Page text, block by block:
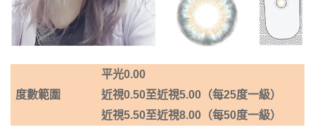
度數範圍
平光0.00
近視0.50至近視5.00 （每25度一級）
近視5.50至近視8.00 （每50度一級）